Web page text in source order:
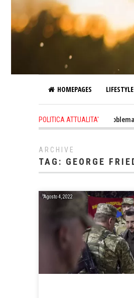
HOMEPAGES LIFESTYLE
POLITICA ATTUALITA'
2 days ago - Altro che problema
ARCHIVE
TAG: GEORGE
Agosto 4, 2022